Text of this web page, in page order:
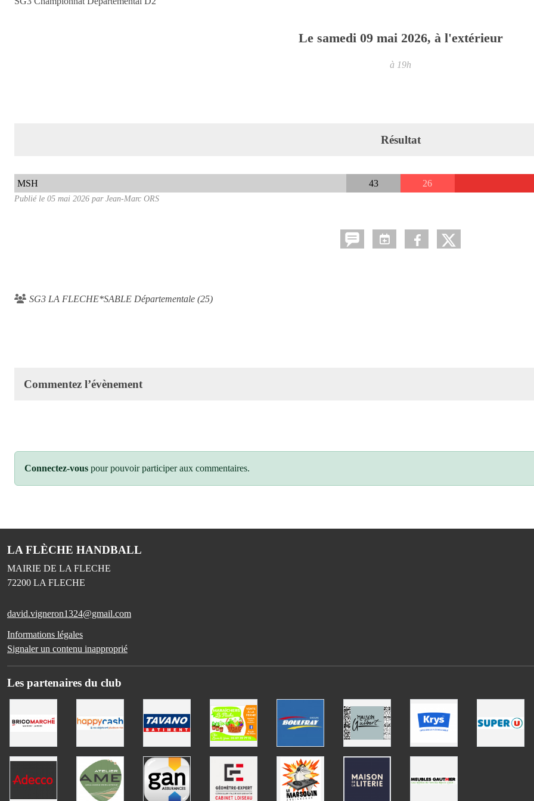
Le samedi 09 mai 2026, à l'extérieur
à 19h
Résultat
MSH 43 26
Publié le 05 mai 2026 par Jean-Marc ORS
SG3 LA FLECHE*SABLE Départementale (25)
Commentez l’évènement
Connectez-vous pour pouvoir participer aux commentaires.
LA FLÈCHE HANDBALL
MAIRIE DE LA FLECHE
72200 LA FLECHE
david.vigneron1324@gmail.com
Informations légales
Signaler un contenu inapproprié
Les partenaires du club